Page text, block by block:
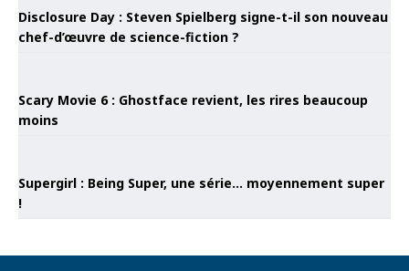
Disclosure Day : Steven Spielberg signe-t-il son nouveau
chef-d’œuvre de science-fiction ?
Scary Movie 6 : Ghostface revient, les rires beaucoup
moins
Supergirl : Being Super, une série… moyennement super
!